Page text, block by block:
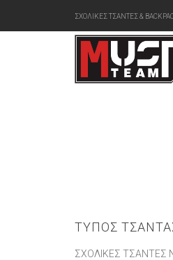
ΣΧΟΛΙΚΕΣ ΤΣΑΝΤΕΣ &
ΤΎΠΟΣ
ΣΧΟΛΙΚΈΣ ΤΣΆΝΤΕΣ